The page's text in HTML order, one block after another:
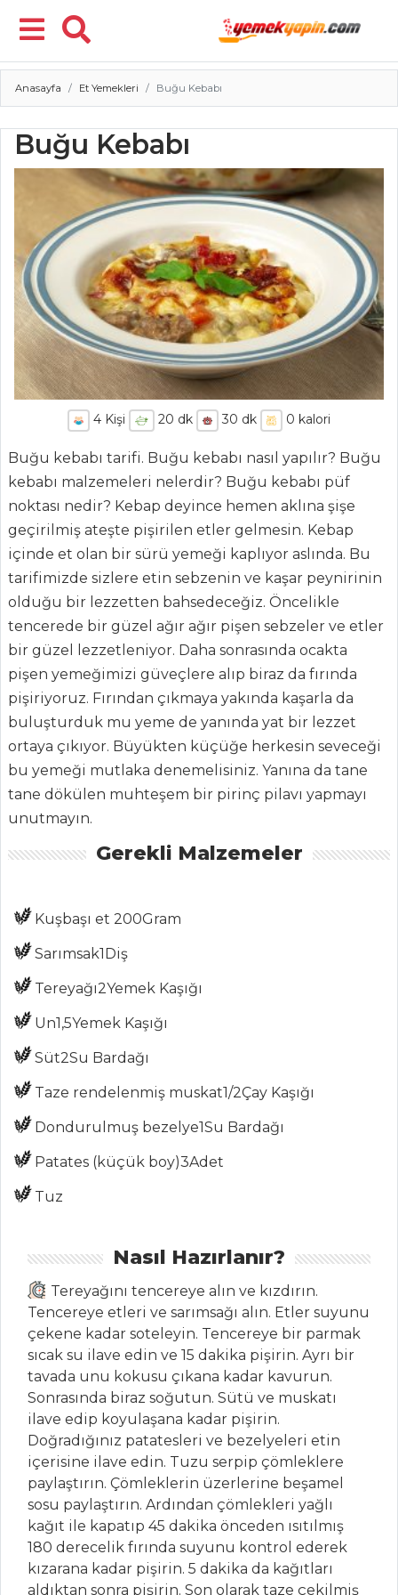
Menü
ANASAYFA
BLOG
Medya
Aktüel
Chefs
Haber
ŞEFİN TARİFLERİ
MENÜLER
Kategoriler
Yeşil Mercimekli
Enginarlı Bakla
Çorbası
Tatlı Patates
SALATALAR
Fish Fingers'lı
Salata
Ege Salatası
SEBZELİ
GARNİTÜR
Salatalar Tüm
Tarifleri
SEBZE
YEMEKLERI
Yeşil Fırtına
Anasayfa Et Yemekleri Buğu Kebabı
Buğu Kebabı
4Kişi 20 dk 30 dk 0 kalori
Buğu kebabı tarifi. Buğu kebabı nasıl yapılır? Buğu
kebabı malzemeleri nelerdir? Buğu kebabı püf
noktası nedir? Kebap deyince hemen aklına şişe
geçirilmiş ateşte pişirilen etler gelmesin. Kebap
içinde et olan bir sürü yemeği kaplıyor aslında. Bu
tarifimizde sizlere etin sebzenin ve kaşar peynirinin
olduğu bir lezzetten bahsedeceğiz. Öncelikle
tencerede bir güzel ağır ağır pişen sebzeler ve etler
bir güzel lezzetleniyor. Daha sonrasında ocakta
pişen yemeğimizi güveçlere alıp biraz da fırında
pişiriyoruz. Fırından çıkmaya yakında kaşarla da
buluşturduk mu yeme de yanında yat bir lezzet
ortaya çıkıyor. Büyükten küçüğe herkesin seveceği
bu yemeği mutlaka denemelisiniz. Yanına da tane
tane dökülen muhteşem bir pirinç pilavı yapmayı
unutmayın.
Gerekli Malzemeler
Kuşbaşı et 200Gram
Sarımsak1Diş
Tereyağı2Yemek Kaşığı
Un1,5Yemek Kaşığı
Süt2Su Bardağı
Taze rendelenmiş muskat1/2Çay Kaşığı
Dondurulmuş bezelye1Su Bardağı
Patates (küçük boy)3Adet
Tuz
Nasıl Hazırlanır?
Tereyağını tencereye alın ve kızdırın.
Tencereye etleri ve sarımsağı alın. Etler suyunu
çekene kadar soteleyin. Tencereye bir parmak
sıcak su ilave edin ve 15 dakika pişirin. Ayrı bir
tavada unu kokusu çıkana kadar kavurun.
Sonrasında biraz soğutun. Sütü ve muskatı
ilave edip koyulaşana kadar pişirin.
Doğradığınız patatesleri ve bezelyeleri etin
içerisine ilave edin. Tuzu serpip çömleklere
paylaştırın. Çömleklerin üzerlerine beşamel
sosu paylaştırın. Ardından çömlekleri yağlı
kağıt ile kapatıp 45 dakika önceden ısıtılmış
180 derecelik fırında suyunu kontrol ederek
kızarana kadar pişirin. 5 dakika da kağıtları
aldıktan sonra pişirin. Son olarak taze çekilmiş